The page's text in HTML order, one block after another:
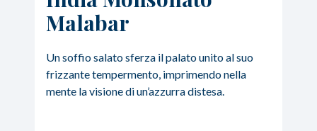
Malabar
Un soffio salato sferza il palato unito al suo
frizzante tempermento, imprimendo nella
mente la visione di un’azzurra distesa.